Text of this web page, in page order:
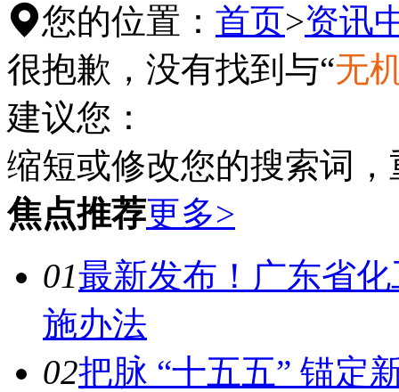
您的位置： 首页>资讯
很抱歉，没有找到与“无
建议您：
缩短或修改您的搜索词
焦点推荐更多>
01最新发布！广东省
施办法
02把脉 “十五五” 锚定